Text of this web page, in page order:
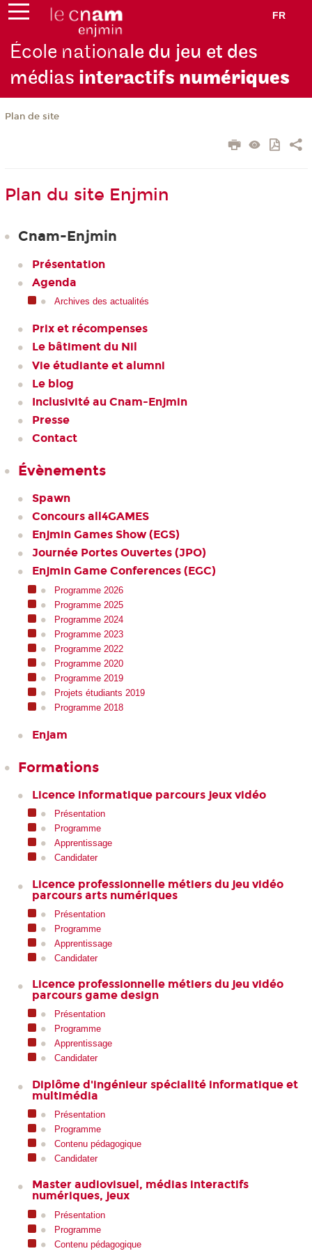
FR
École nationale du jeu et des
médias interactifs numériques
Plan de site
Plan du site Enjmin
Cnam-Enjmin
Présentation
Agenda
Archives des actualités
Prix et récompenses
Le bâtiment du Nil
Vie étudiante et alumni
Le blog
Inclusivité au Cnam-Enjmin
Presse
Contact
Évènements
Spawn
Concours all4GAMES
Enjmin Games Show (EGS)
Journée Portes Ouvertes (JPO)
Enjmin Game Conferences (EGC)
Programme 2026
Programme 2025
Programme 2024
Programme 2023
Programme 2022
Programme 2020
Programme 2019
Projets étudiants 2019
Programme 2018
Enjam
Formations
Licence informatique parcours jeux vidéo
Présentation
Programme
Apprentissage
Candidater
Licence professionnelle métiers du jeu vidéo
parcours arts numériques
Présentation
Programme
Apprentissage
Candidater
Licence professionnelle métiers du jeu vidéo
parcours game design
Présentation
Programme
Apprentissage
Candidater
Diplôme d'ingénieur spécialité informatique et
multimédia
Présentation
Programme
Contenu pédagogique
Candidater
Master audiovisuel, médias interactifs
numériques, jeux
Présentation
Programme
Contenu pédagogique